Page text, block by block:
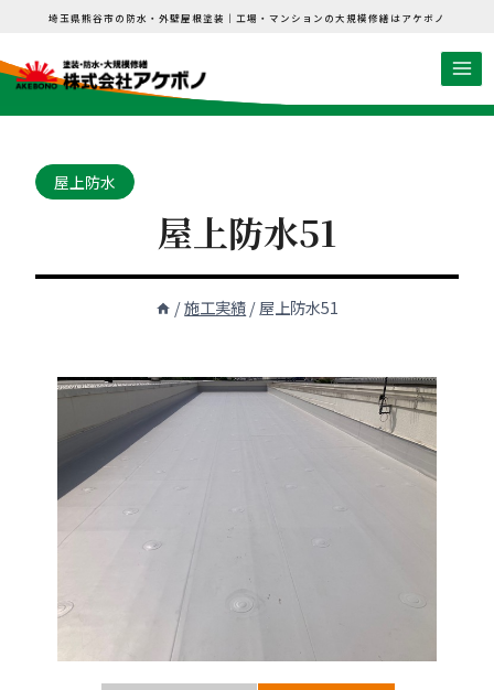
を
埼玉県熊谷市の防水・外壁屋根塗装｜工場・マンションの大規模修繕はアケボノ
屋上防水
屋上防水51
/施工実績/屋上防水51